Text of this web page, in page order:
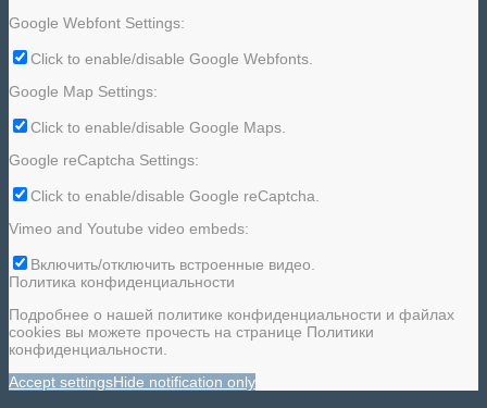
Google Webfont Settings:
Click to enable/disable Google Webfonts.
Google Map Settings:
Click to enable/disable Google Maps.
Google reCaptcha Settings:
Click to enable/disable Google reCaptcha.
Vimeo and Youtube video embeds:
Включить/отключить встроенные видео.
Политика конфиденциальности
Подробнее о нашей политике конфиденциальности и файлах
cookies вы можете прочесть на странице Политики
конфиденциальности.
Accept settingsHide notification only